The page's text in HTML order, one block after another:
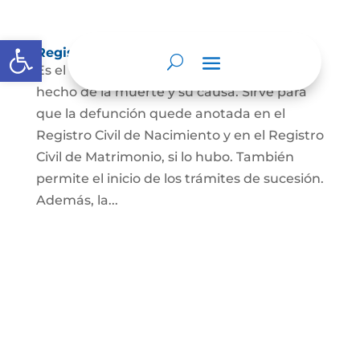
Abrir barra de herramientas
Registro Civil de Defunción
Es el documento público que prueba el
hecho de la muerte y su causa. Sirve para
que la defunción quede anotada en el
Registro Civil de Nacimiento y en el Registro
Civil de Matrimonio, si lo hubo. También
permite el inicio de los trámites de sucesión.
Además, la...